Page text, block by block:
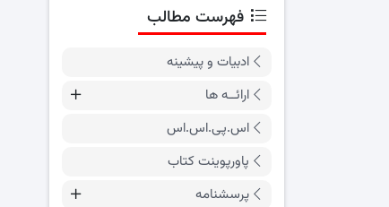
فهرست مطالب
ادبیات و پیشینه
ارائــه ها
اس.پی.اس.اس
پاورپوینت کتاب
پرسشنامه